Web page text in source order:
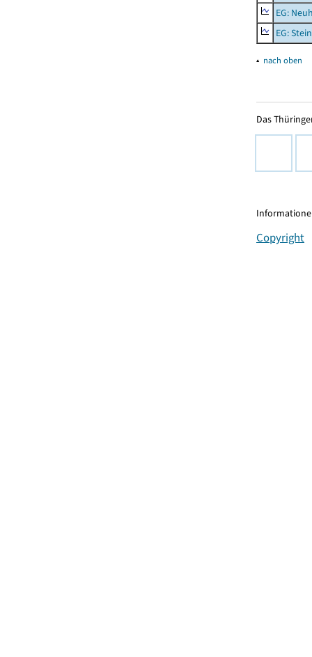
EG:
EG:
▴ nach oben
Das
Copyright